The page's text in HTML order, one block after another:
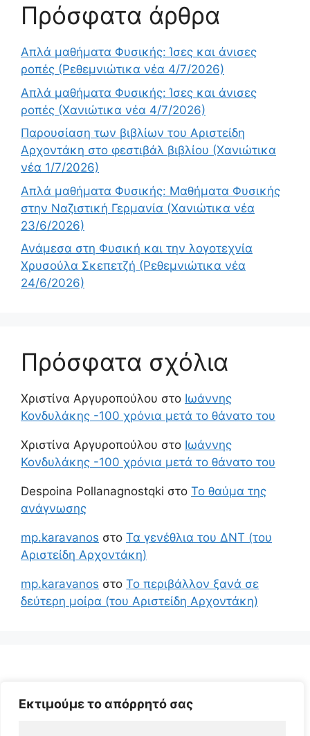
Εκτιμούμε το απόρρητό σας
Πρόσφατα άρθρα
Απλά μαθήματα Φυσικής: Ίσες και άνισες
ροπές (Ρεθεμνιώτικα νέα 4/7/2026)
Απλά μαθήματα Φυσικής: Ίσες και άνισες
ροπές (Χανιώτικα νέα 4/7/2026)
Παρουσίαση των βιβλίων του Αριστείδη
Αρχοντάκη στο φεστιβάλ βιβλίου (Χανιώτικα
νέα 1/7/2026)
Απλά μαθήματα Φυσικής: Μαθήματα Φυσικής
στην Ναζιστική Γερμανία (Χανιώτικα νέα
23/6/2026)
Ανάμεσα στη Φυσική και την λογοτεχνία
Χρυσούλα Σκεπετζή (Ρεθεμνιώτικα νέα
24/6/2026)
Πρόσφατα σχόλια
Χριστίνα Αργυροπούλου στο Ιωάννης
Κονδυλάκης -100 χρόνια μετά το θάνατο του
Χριστίνα Αργυροπούλου στο Ιωάννης
Κονδυλάκης -100 χρόνια μετά το θάνατο του
Despoina Pollanagnostqki στο Το θαύμα της
ανάγνωσης
mp.karavanos στο Τα γενέθλια του ΔΝΤ (του
Αριστείδη Αρχοντάκη)
mp.karavanos στο Το περιβάλλον ξανά σε
δεύτερη μοίρα (του Αριστείδη Αρχοντάκη)